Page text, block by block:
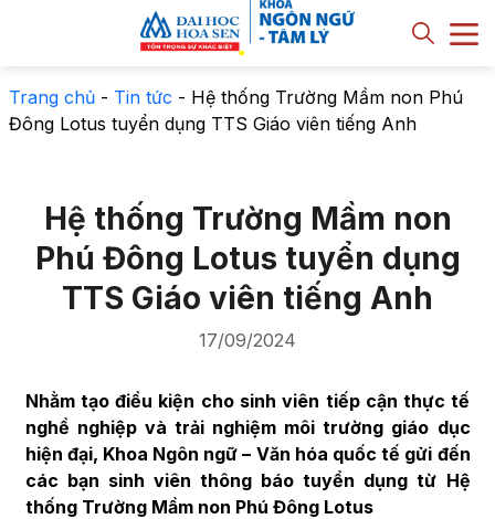
Trang chủ - Tin tức - Hệ thống Trường Mầm non Phú
Đông Lotus tuyển dụng TTS Giáo viên tiếng Anh
Hệ thống Trường Mầm non
Phú Đông Lotus tuyển dụng
TTS Giáo viên tiếng Anh
17/09/2024
Nhằm tạo điều kiện cho sinh viên tiếp cận thực tế
nghề nghiệp và trải nghiệm môi trường giáo dục
hiện đại, Khoa Ngôn ngữ – Văn hóa quốc tế gửi đến
các bạn sinh viên thông báo tuyển dụng từ Hệ
thống Trường Mầm non Phú Đông Lotus